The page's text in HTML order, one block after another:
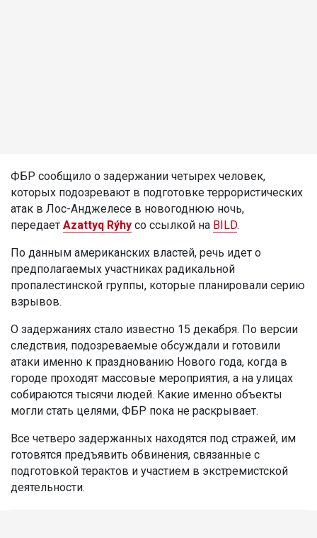
ФБР сообщило о задержании четырех человек,
которых подозревают в подготовке террористических
атак в Лос-Анджелесе в новогоднюю ночь,
передает Azattyq Rýhy со ссылкой на BILD.
По данным американских властей, речь идет о
предполагаемых участниках радикальной
пропалестинской группы, которые планировали серию
взрывов.
О задержаниях стало известно 15 декабря. По версии
следствия, подозреваемые обсуждали и готовили
атаки именно к празднованию Нового года, когда в
городе проходят массовые мероприятия, а на улицах
собираются тысячи людей. Какие именно объекты
могли стать целями, ФБР пока не раскрывает.
Все четверо задержанных находятся под стражей, им
готовятся предъявить обвинения, связанные с
подготовкой терактов и участием в экстремистской
деятельности.